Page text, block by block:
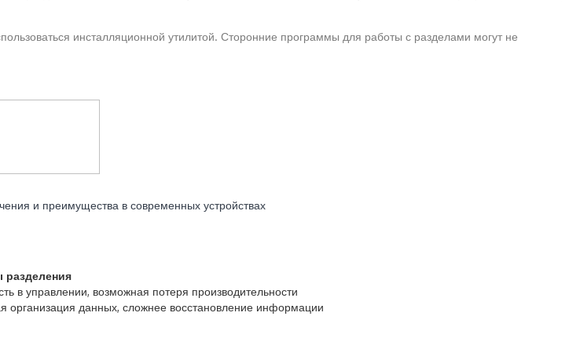
инсталляционной утилитой. Сторонние программы для работы с разделами могут не
и преимущества в современных устройствах
разделения
в управлении, возможная потеря производительности
организация данных, сложнее восстановление информации